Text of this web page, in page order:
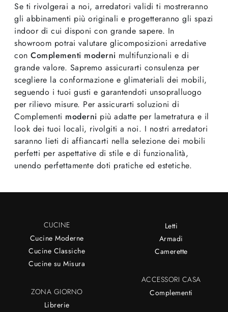
Se ti rivolgerai a noi, arredatori validi ti mostreranno
gli abbinamenti più originali e progetteranno gli spazi
indoor di cui disponi con grande sapere. In
showroom potrai valutare glicomposizioni arredative
con Complementi moderni multifunzionali e di
grande valore. Sapremo assicurarti consulenza per
scegliere la conformazione e glimateriali dei mobili,
seguendo i tuoi gusti e garantendoti unsopralluogo
per rilievo misure. Per assicurarti soluzioni di
Complementi moderni più adatte per lametratura e il
look dei tuoi locali, rivolgiti a noi. I nostri arredatori
saranno lieti di affiancarti nella selezione dei mobili
perfetti per aspettative di stile e di funzionalità,
unendo perfettamente doti pratiche ed estetiche.
CUCINE
Cucine Moderne
Cucine Classiche
Cucine su Misura
ZONA GIORNO
Librerie
Letti
Armadi
Camerette
ACCESSORI CASA
Complementi